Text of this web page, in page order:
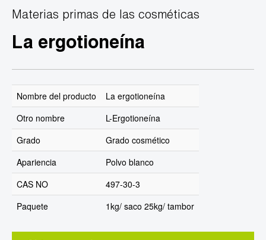
Materias primas de las cosméticas
La ergotioneína
Nombre del producto
La ergotioneína
Otro nombre
L-Ergotioneína
Grado
Grado cosmético
Apariencia
Polvo blanco
CAS NO
497-30-3
Paquete
1kg/ saco 25kg/ tambor